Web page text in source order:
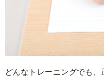
どんなトレーニングでも